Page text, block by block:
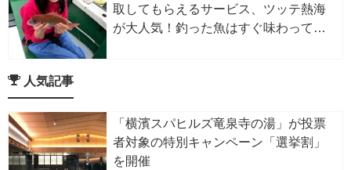
取してもらえるサービス、ツッテ熱海
が大人気！釣った魚はすぐ味わっても
人気記事
「横濱スパヒルズ竜泉寺の湯」が投票
者対象の特別キャンペーン「選挙割」
を開催